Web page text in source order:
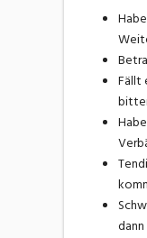
Fällt